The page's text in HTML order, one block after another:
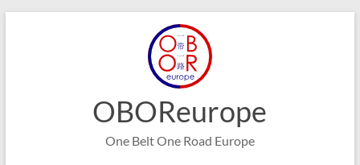
OBOReurope
One Belt One Road Europe